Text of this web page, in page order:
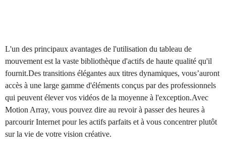
L'un des principaux avantages de l'utilisation du tableau de
mouvement est la vaste bibliothèque d'actifs de haute qualité qu'il
fournit.Des transitions élégantes aux titres dynamiques, vous’auront
accès à une large gamme d'éléments conçus par des professionnels
qui peuvent élever vos vidéos de la moyenne à l'exception.Avec
Motion Array, vous pouvez dire au revoir à passer des heures à
parcourir Internet pour les actifs parfaits et à vous concentrer plutôt
sur la vie de votre vision créative.